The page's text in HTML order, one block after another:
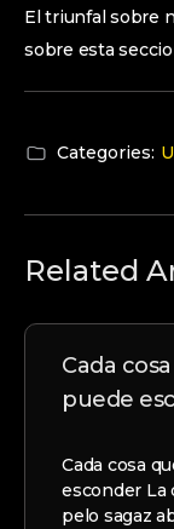
El triunfal sobre
sobre esta
Categories:
Related
Cada
puede
Cada cosa
esconder La
pelo sagaz